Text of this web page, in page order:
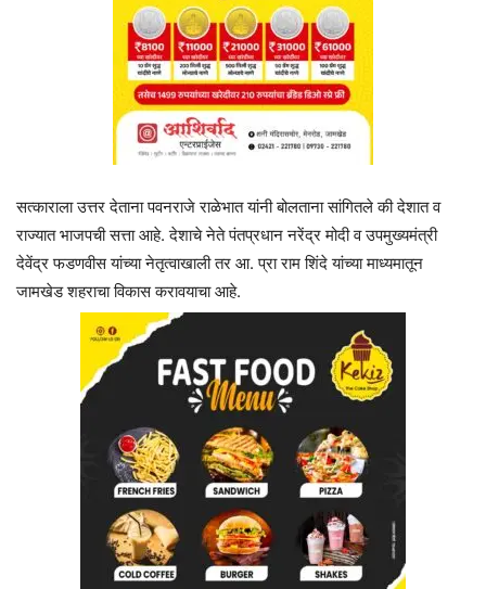
सत्काराला उत्तर देताना पवनराजे राळेभात यांनी बोलताना सांगितले की देशात व
राज्यात भाजपची सत्ता आहे. देशाचे नेते पंतप्रधान नरेंद्र मोदी व उपमुख्यमंत्री
देवेंद्र फडणवीस यांच्या नेतृत्वाखाली तर आ. प्रा राम शिंदे यांच्या माध्यमातून
जामखेड शहराचा विकास करावयाचा आहे.